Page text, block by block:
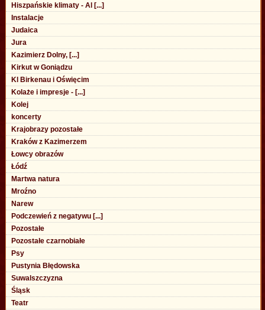
Hiszpańskie klimaty - Al [...]
Instalacje
Judaica
Jura
Kazimierz Dolny, [...]
Kirkut w Goniądzu
Kl Birkenau i Oświęcim
Kolaże i impresje - [...]
Kolej
koncerty
Krajobrazy pozostałe
Kraków z Kazimerzem
Łowcy obrazów
Łódź
Martwa natura
Mroźno
Narew
Podczewień z negatywu [...]
Pozostałe
Pozostałe czarnobiałe
Psy
Pustynia Błędowska
Suwalszczyzna
Śląsk
Teatr